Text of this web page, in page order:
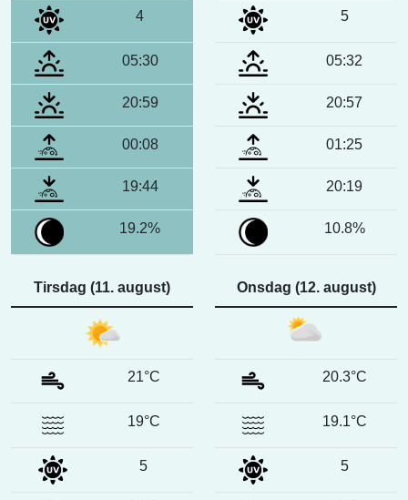
4
05:30
20:59
00:08
19:44
19.2%
5
05:32
20:57
01:25
20:19
10.8%
Tirsdag (11. august)
21°C
19°C
5
Onsdag (12. august)
20.3°C
19.1°C
5